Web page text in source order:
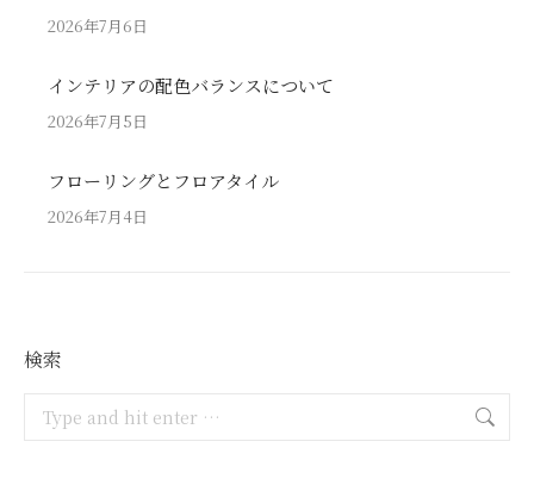
2026年7月6日
インテリアの配色バランスについて
2026年7月5日
フローリングとフロアタイル
2026年7月4日
検索